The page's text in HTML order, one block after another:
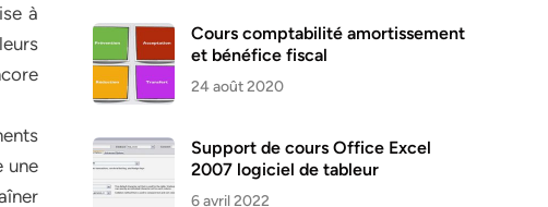
à
une
Cours comptabilité amortissement
et bénéfice fiscal
24 août 2020
Support de cours Office Excel
2007 logiciel de tableur
6 avril 2022